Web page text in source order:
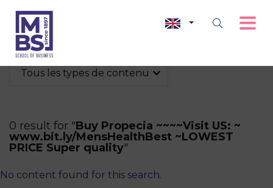
Tous les types de contenu
0 result for "Buy Propecia ~~~~Visit US: ~
www.bit.ly/MensHealthBest ~LOWEST
PRICE Super quality"
No content found for this search.